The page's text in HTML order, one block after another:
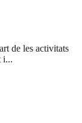
de les activitats
i...